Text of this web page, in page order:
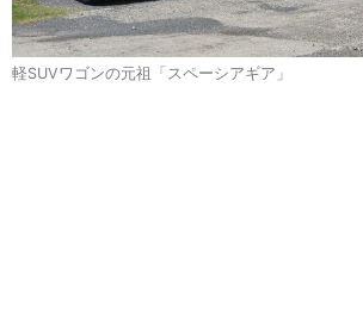
軽SUVワゴンの元祖「スペーシアギア」